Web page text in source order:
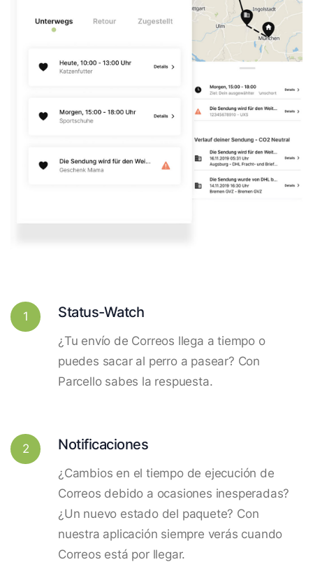
1 Status-Watch
¿Tu envío de Correos llega a tiempo o
puedes sacar al perro a pasear? Con
Parcello sabes la respuesta.
2 Notificaciones
¿Cambios en el tiempo de ejecución de
Correos debido a ocasiones inesperadas?
¿Un nuevo estado del paquete? Con
nuestra aplicación siempre verás cuando
Correos está por llegar.